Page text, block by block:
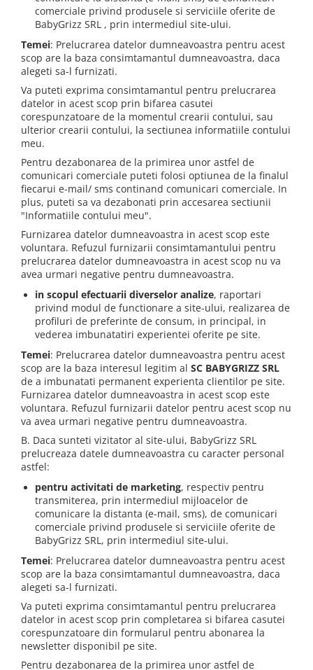
comerciale privind produsele si serviciile oferite de
BabyGrizz SRL , prin intermediul site-ului.
Temei: Prelucrarea datelor dumneavoastra pentru acest
scop are la baza consimtamantul dumneavoastra, daca
alegeti sa-l furnizati.
Va puteti exprima consimtamantul pentru prelucrarea
datelor in acest scop prin bifarea casutei
corespunzatoare de la momentul crearii contului, sau
ulterior crearii contului, la sectiunea informatiile contului
meu.
Pentru dezabonarea de la primirea unor astfel de
comunicari comerciale puteti folosi optiunea de la finalul
fiecarui e-mail/ sms continand comunicari comerciale. In
plus, puteti sa va dezabonati prin accesarea sectiunii
"Informatiile contului meu".
Furnizarea datelor dumneavoastra in acest scop este
voluntara. Refuzul furnizarii consimtamantului pentru
prelucrarea datelor dumneavoastra in acest scop nu va
avea urmari negative pentru dumneavoastra.
in scopul efectuarii diverselor analize, raportari
privind modul de functionare a site-ului, realizarea de
profiluri de preferinte de consum, in principal, in
vederea imbunatatiri experientei oferite pe site.
Temei: Prelucrarea datelor dumneavoastra pentru acest
scop are la baza interesul legitim al SC BABYGRIZZ SRL
de a imbunatati permanent experienta clientilor pe site.
Furnizarea datelor dumneavoastra in acest scop este
voluntara. Refuzul furnizarii datelor pentru acest scop nu
va avea urmari negative pentru dumneavoastra.
B. Daca sunteti vizitator al site-ului, BabyGrizz SRL
prelucreaza datele dumneavoastra cu caracter personal
astfel:
pentru activitati de marketing, respectiv pentru
transmiterea, prin intermediul mijloacelor de
comunicare la distanta (e-mail, sms), de comunicari
comerciale privind produsele si serviciile oferite de
BabyGrizz SRL, prin intermediul site-ului.
Temei: Prelucrarea datelor dumneavoastra pentru acest
scop are la baza consimtamantul dumneavoastra, daca
alegeti sa-l furnizati.
Va puteti exprima consimtamantul pentru prelucrarea
datelor in acest scop prin completarea si bifarea casutei
corespunzatoare din formularul pentru abonarea la
newsletter disponibil pe site.
Pentru dezabonarea de la primirea unor astfel de